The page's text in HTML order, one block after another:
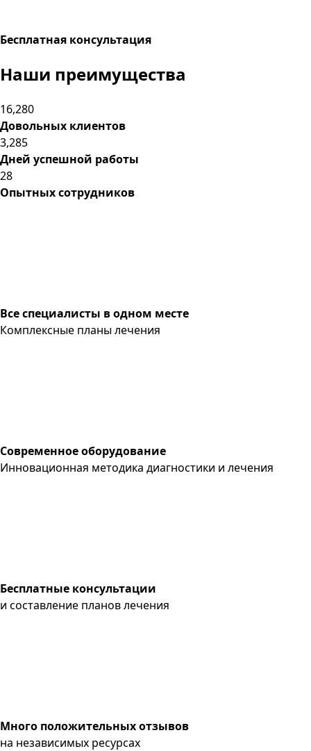
Бесплатная консультация
Наши преимущества
16,280
Довольных клиентов
3,285
Дней успешной работы
28
Опытных сотрудников
Все специалисты в одном месте
Комплексные планы лечения
Современное оборудование
Инновационная методика диагностики и лечения
Бесплатные консультации
и составление планов лечения
Много положительных отзывов
на независимых ресурсах